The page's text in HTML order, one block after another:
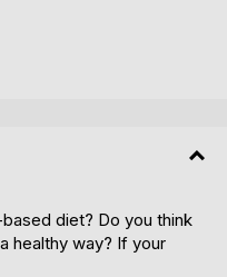
diet? Do you think
healthy way? If your